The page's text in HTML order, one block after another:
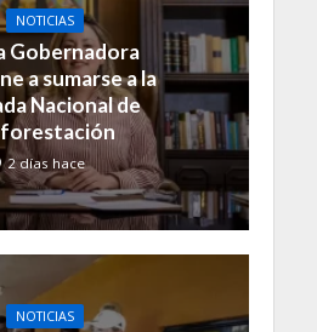
NOTICIAS
Gobernadora
a sumarse a la
Nacional de
2 días hace
NOTICIAS